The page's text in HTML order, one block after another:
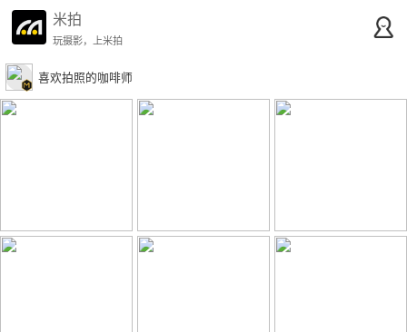
米拍
玩摄影，上米拍
喜欢拍照的咖啡师